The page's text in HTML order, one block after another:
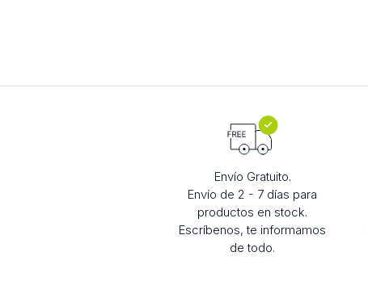
Envío Gratuito.
Envío de 2 - 7 días para
productos en stock.
Escríbenos, te informamos
de todo.